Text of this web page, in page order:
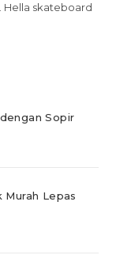
Hella skateboard
Sopir
Murah Lepas